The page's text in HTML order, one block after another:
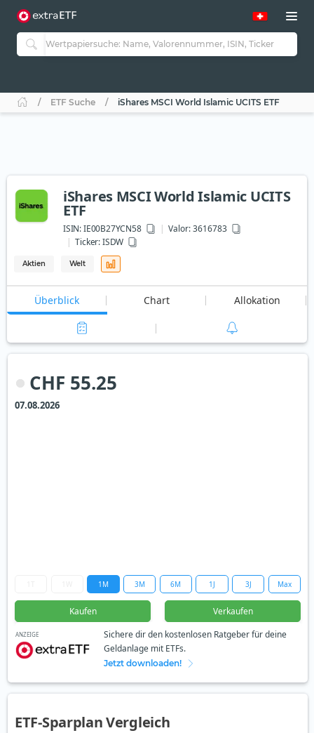
ETF Suche iShares MSCI World Islamic UCITS ETF
iShares MSCI World Islamic UCITS
ETF
ISIN:IE00B27YCN58
Valor: 3616783
Ticker:ISDW
Aktien Welt
Überblick Chart Allokation
CHF 55.25
07.08.2026
1M 3M 6M 1J 3J Max
Kaufen Verkaufen
ANZEIGE
Sichere dir den kostenlosen Ratgeber für deine
Geldanlage mit ETFs.
Jetzt downloaden!
ETF-Sparplan Vergleich